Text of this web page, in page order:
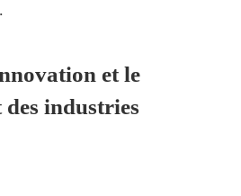
et le
des industries